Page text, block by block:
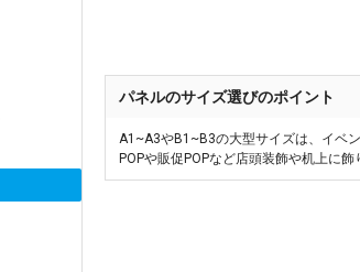
パネルのサイズ選びのポイント
A1~A3やB1~B3の大型サイズは、イベ
POPや販促POPなど店頭装飾や机上に